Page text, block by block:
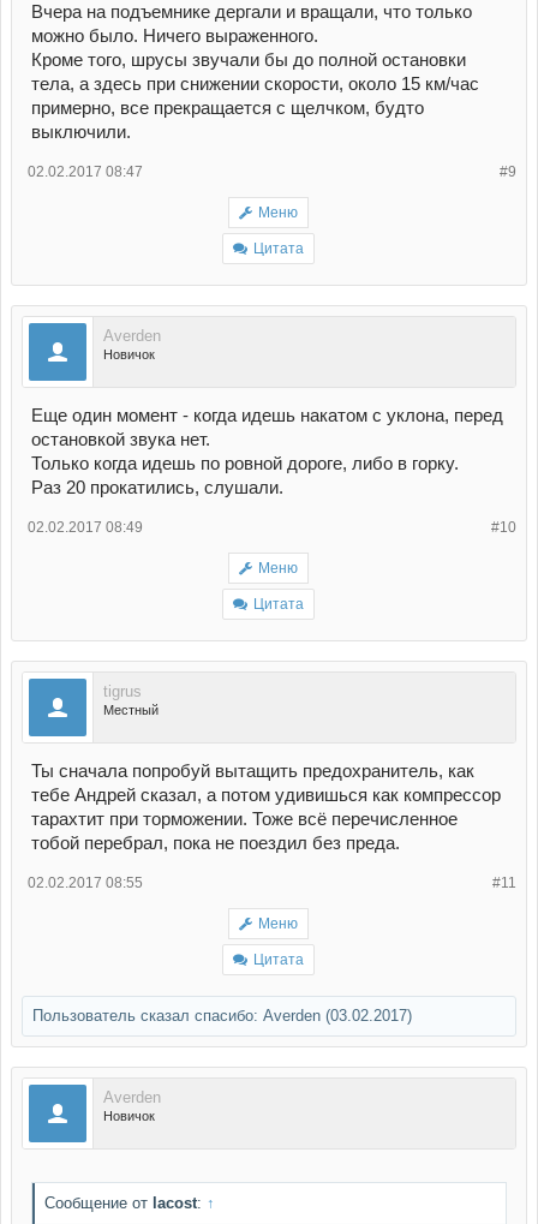
Вчера на подъемнике дергали и вращали, что только
можно было. Ничего выраженного.
Кроме того, шрусы звучали бы до полной остановки
тела, а здесь при снижении скорости, около 15 км/час
примерно, все прекращается с щелчком, будто
выключили.
#9
02.02.2017 08:47
Меню
Цитата
Averden
Новичок
Еще один момент - когда идешь накатом с уклона, перед
остановкой звука нет.
Только когда идешь по ровной дороге, либо в горку.
Раз 20 прокатились, слушали.
#10
02.02.2017 08:49
Меню
Цитата
tigrus
Местный
Ты сначала попробуй вытащить предохранитель, как
тебе Андрей сказал, а потом удивишься как компрессор
тарахтит при торможении. Тоже всё перечисленное
тобой перебрал, пока не поездил без преда.
#11
02.02.2017 08:55
Меню
Цитата
Пользователь сказал cпасибо: Averden (03.02.2017)
Averden
Новичок
Сообщение от lacost: ↑